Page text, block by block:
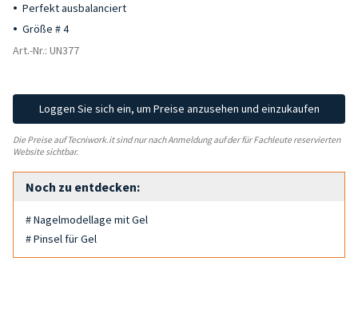
Perfekt ausbalanciert
Größe # 4
Art.-Nr.: UN377
Loggen Sie sich ein, um Preise anzusehen und einzukaufen
Die Preise auf Tecniwork.it sind nur nach Anmeldung auf der für Fachleute reservierten
Website sichtbar.
Noch zu entdecken:
# Nagelmodellage mit Gel
# Pinsel für Gel